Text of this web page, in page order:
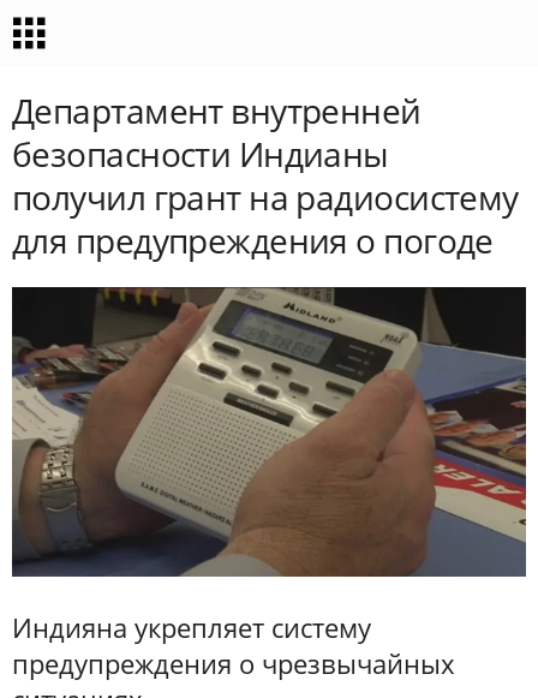
Департамент внутренней
безопасности Индианы
получил грант на радиосистему
для предупреждения о погоде
Индияна укрепляет систему
предупреждения о чрезвычайных